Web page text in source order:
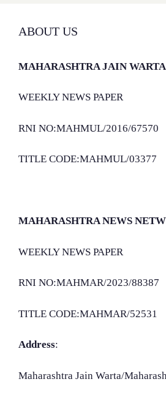
ABOUT US
MAHARASHTRA JAIN WARTA
WEEKLY NEWS PAPER
RNI NO:MAHMUL/2016/67570
TITLE CODE:MAHMUL/03377
MAHARASHTRA NEWS
WEEKLY NEWS PAPER
RNI NO:MAHMAR/2023/88387
TITLE CODE:MAHMAR/52531
Address:
Maharashtra Jain Warta/